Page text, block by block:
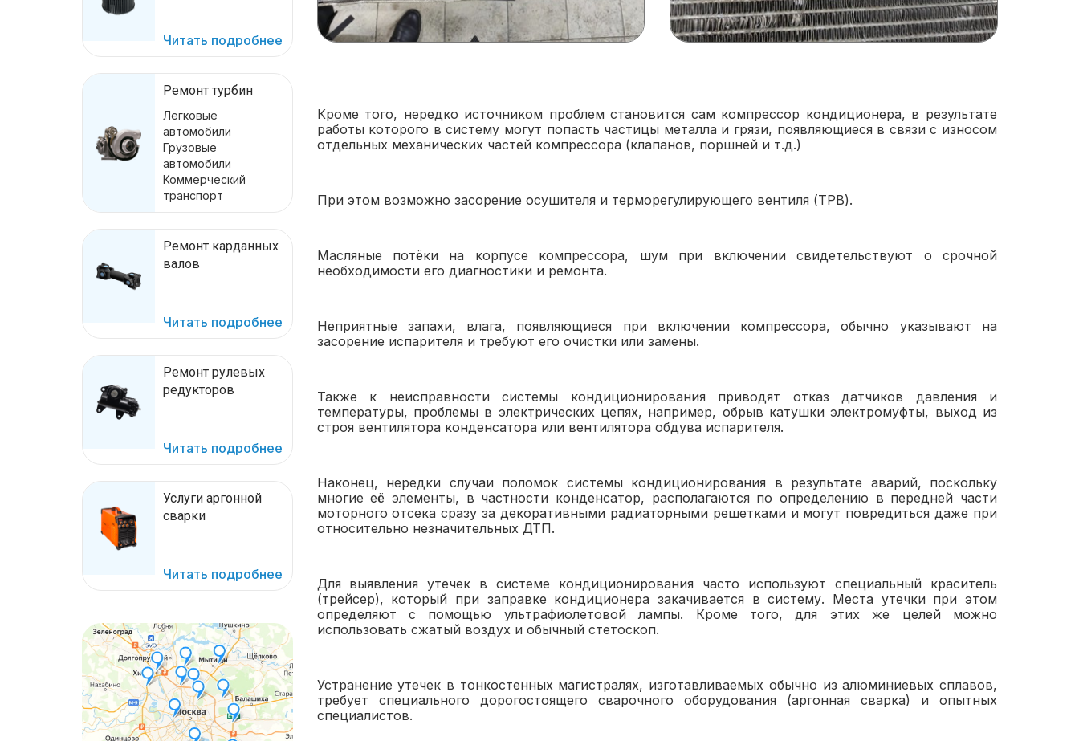
Читать подробнее
Ремонт турбин
Легковые
автомобили
Грузовые
автомобили
Коммерческий
транспорт
Ремонт карданных
валов
Читать подробнее
Ремонт рулевых
редукторов
Читать подробнее
Услуги аргонной
сварки
Читать подробнее
Кроме того, нередко источником проблем становится сам компрессор кондиционера, в результате
работы которого в систему могут попасть частицы металла и грязи, появляющиеся в связи с износом
отдельных механических частей компрессора (клапанов, поршней и т.д.)
При этом возможно засорение осушителя и терморегулирующего вентиля (ТРВ).
Масляные потёки на корпусе компрессора, шум при включении свидетельствуют о срочной
необходимости его диагностики и ремонта.
Неприятные запахи, влага, появляющиеся при включении компрессора, обычно указывают на
засорение испарителя и требуют его очистки или замены.
Также к неисправности системы кондиционирования приводят отказ датчиков давления и
температуры, проблемы в электрических цепях, например, обрыв катушки электромуфты, выход из
строя вентилятора конденсатора или вентилятора обдува испарителя.
Наконец, нередки случаи поломок системы кондиционирования в результате аварий, поскольку
многие её элементы, в частности конденсатор, располагаются по определению в передней части
моторного отсека сразу за декоративными радиаторными решетками и могут повредиться даже при
относительно незначительных ДТП.
Для выявления утечек в системе кондиционирования часто используют специальный краситель
(трейсер), который при заправке кондиционера закачивается в систему. Места утечки при этом
определяют с помощью ультрафиолетовой лампы. Кроме того, для этих же целей можно
использовать сжатый воздух и обычный стетоскоп.
Устранение утечек в тонкостенных магистралях, изготавливаемых обычно из алюминиевых сплавов,
требует специального дорогостоящего сварочного оборудования (аргонная сварка) и опытных
специалистов.